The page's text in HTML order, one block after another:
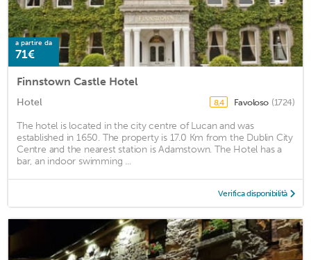
a partire da
71€
Finnstown Castle Hotel
Hotel 8,4 Favoloso (1724)
The hotel is located in the city centre of Lucan and was
established in 1650. The property is 17.0 Km from the Dublin City
Centre and the nearest station is Adamstown. The Hotel has a
bar, an indoor swimming ...
Verifica disponibilità